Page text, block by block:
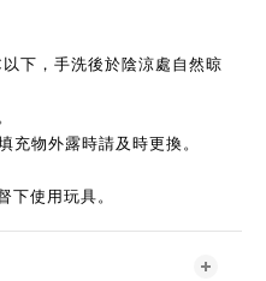
下，手洗後於陰涼處自然晾
充物外露時請及時更換。
下使用玩具。